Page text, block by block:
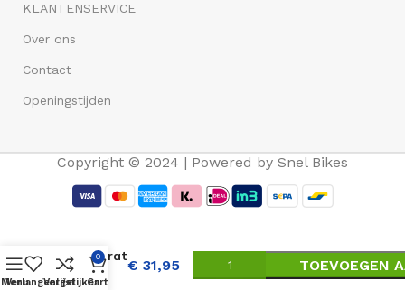
KLANTENSERVICE
Over ons
Contact
Openingstijden
Copyright © 2024 | Powered by Snel Bikes
fietskrat
L 40L
€ 31,95 TOEVOEGEN
Menu
Verlangenlijst
Vergelijken
0
Cart